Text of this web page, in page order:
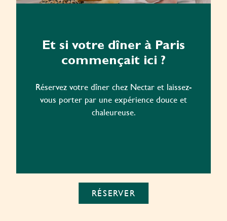
Et si votre dîner à Paris
commençait ici ?
Réservez votre dîner chez Nectar et laissez-
vous porter par une expérience douce et
chaleureuse.
RÉSERVER